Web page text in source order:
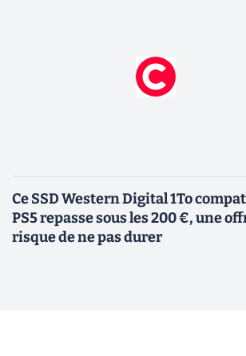
Ce SSD Western Digital 1To
PS5 repasse sous les 200 €, une
risque de ne pas durer